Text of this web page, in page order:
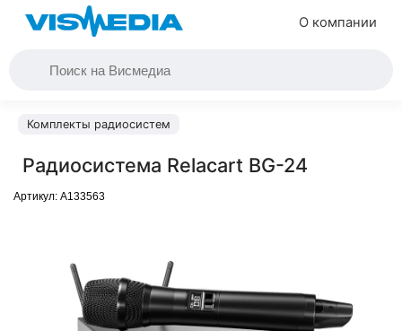
О компании
Комплекты радиосистем
Радиосистема Relacart BG-24
Артикул: A133563